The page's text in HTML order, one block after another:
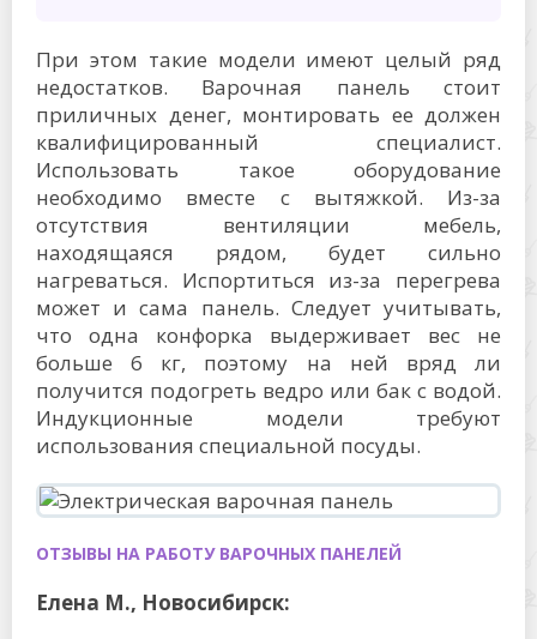
При этом такие модели имеют целый ряд
недостатков. Варочная панель стоит
приличных денег, монтировать ее должен
квалифицированный специалист.
Использовать такое оборудование
необходимо вместе с вытяжкой. Из-за
отсутствия вентиляции мебель,
находящаяся рядом, будет сильно
нагреваться. Испортиться из-за перегрева
может и сама панель. Следует учитывать,
что одна конфорка выдерживает вес не
больше 6 кг, поэтому на ней вряд ли
получится подогреть ведро или бак с водой.
Индукционные модели требуют
использования специальной посуды.
ОТЗЫВЫ НА РАБОТУ ВАРОЧНЫХ ПАНЕЛЕЙ
Елена М., Новосибирск: